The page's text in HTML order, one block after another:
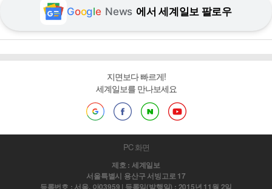
Google News 에서 세계일보 팔로우
지면보다 빠르게!
세계일보를 만나보세요
PC 화면
제호 : 세계일보
서울특별시 용산구 서빙고로 17
등록번호 : 서울, 아03959 | 등록일(발행일) : 2015년 11월 2일